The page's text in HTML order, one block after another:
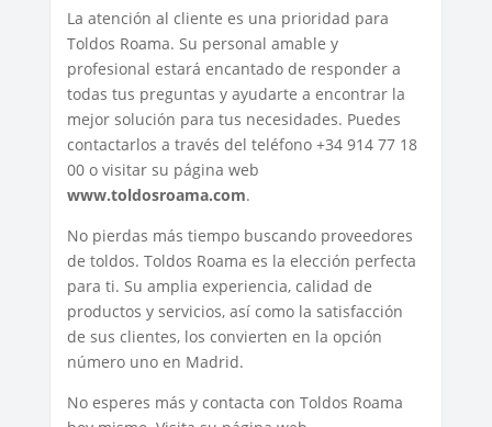
La atención al cliente es una prioridad para
Toldos Roama. Su personal amable y
profesional estará encantado de responder a
todas tus preguntas y ayudarte a encontrar la
mejor solución para tus necesidades. Puedes
contactarlos a través del teléfono +34 914 77 18
00 o visitar su página web
www.toldosroama.com.
No pierdas más tiempo buscando proveedores
de toldos. Toldos Roama es la elección perfecta
para ti. Su amplia experiencia, calidad de
productos y servicios, así como la satisfacción
de sus clientes, los convierten en la opción
número uno en Madrid.
No esperes más y contacta con Toldos Roama